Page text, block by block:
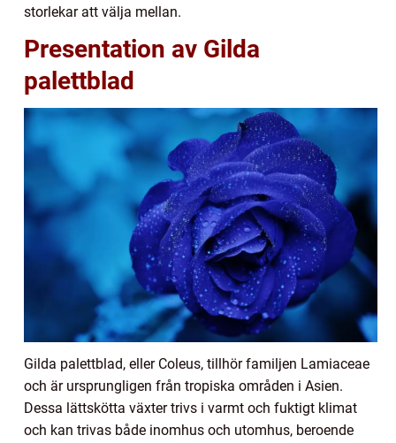
storlekar att välja mellan.
Presentation av Gilda
palettblad
Gilda palettblad, eller Coleus, tillhör familjen Lamiaceae
och är ursprungligen från tropiska områden i Asien.
Dessa lättskötta växter trivs i varmt och fuktigt klimat
och kan trivas både inomhus och utomhus, beroende